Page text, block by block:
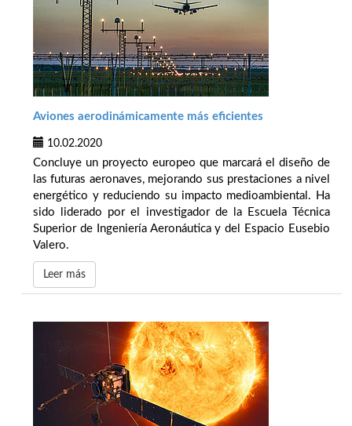
Aviones aerodinámicamente más eficientes
10.02.2020
Concluye un proyecto europeo que marcará el diseño de
las futuras aeronaves, mejorando sus prestaciones a nivel
energético y reduciendo su impacto medioambiental. Ha
sido liderado por el investigador de la Escuela Técnica
Superior de Ingeniería Aeronáutica y del Espacio Eusebio
Valero.
Leer más